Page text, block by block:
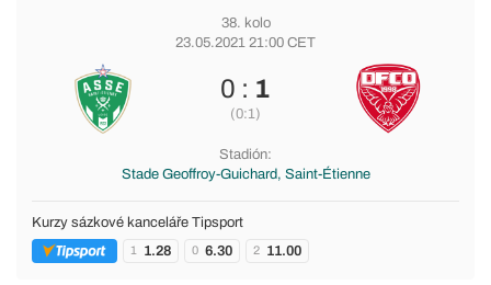
38. kolo
23.05.2021 21:00 CET
0 : 1
(0:1)
Stadión:
Stade Geoffroy-Guichard, Saint-Étienne
Kurzy sázkové kanceláře Tipsport
1 1.28 0 6.30 2 11.00